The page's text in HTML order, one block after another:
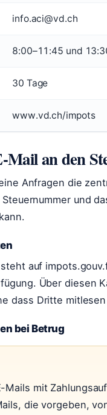
info.aci@vd.ch
8:00–11:45 und
30 Tage
www.vd.ch/impots
Mail an den
Anfragen die
und
auf
Über diesen
dass Dritte
bei Betrug
Mails mit
die vorgeben,